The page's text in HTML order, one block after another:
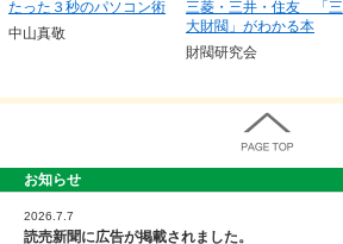
たった３秒のパソコン術
中山真敬
三菱・三井・住友 「三
大財閥」がわかる本
財閥研究会
お知らせ
2026.7.7
読売新聞に広告が掲載されました。
PAGE TOP